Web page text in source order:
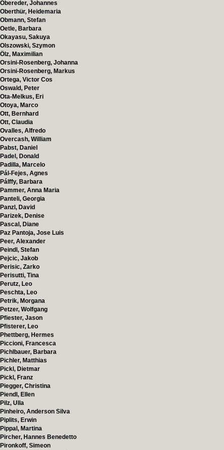
Obereder, Johannes
Oberthür, Heidemaria
Obmann, Stefan
Oetle, Barbara
Okayasu, Sakuya
Olszowski, Szymon
Ölz, Maximilian
Orsini-Rosenberg, Johanna
Orsini-Rosenberg, Markus
Ortega, Victor Cos
Oswald, Peter
Ota-Melkus, Eri
Otoya, Marco
Ott, Bernhard
Ott, Claudia
Ovalles, Alfredo
Overcash, William
Pabst, Daniel
Padel, Donald
Padilla, Marcelo
Pál-Fejes, Agnes
Pálffy, Barbara
Pammer, Anna Maria
Panteli, Georgia
Panzl, David
Parizek, Denise
Pascal, Diane
Paz Pantoja, Jose Luis
Peer, Alexander
Peindl, Stefan
Pejcic, Jakob
Perisic, Zarko
Perisutti, Tina
Perutz, Leo
Peschta, Leo
Petrik, Morgana
Petzer, Wolfgang
Pfiester, Jason
Pfisterer, Leo
Phettberg, Hermes
Piccioni, Francesca
Pichlbauer, Barbara
Pichler, Matthias
Pickl, Dietmar
Pickl, Franz
Piegger, Christina
Piendl, Ellen
Pilz, Ulla
Pinheiro, Anderson Silva
Piplits, Erwin
Pippal, Martina
Pircher, Hannes Benedetto
Pironkoff, Simeon